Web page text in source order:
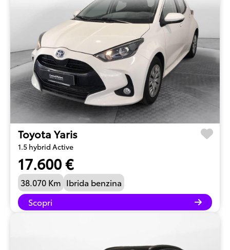
Toyota Yaris
1.5 hybrid Active
17.600 €
38.070 Km Ibrida benzina
Scopri